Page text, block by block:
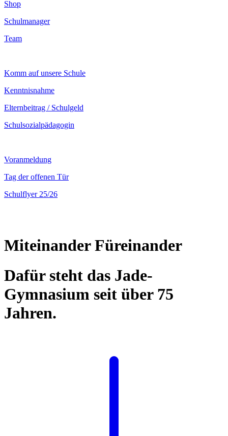
Shop
Schulmanager
Team
Komm auf unsere Schule
Kenntnisnahme
Elternbeitrag / Schulgeld
Schulsozialpädagogin
Voranmeldung
Tag der offenen Tür
Schulflyer 25/26
Miteinander Füreinander
Dafür steht das Jade-
Gymnasium seit über 75
Jahren.